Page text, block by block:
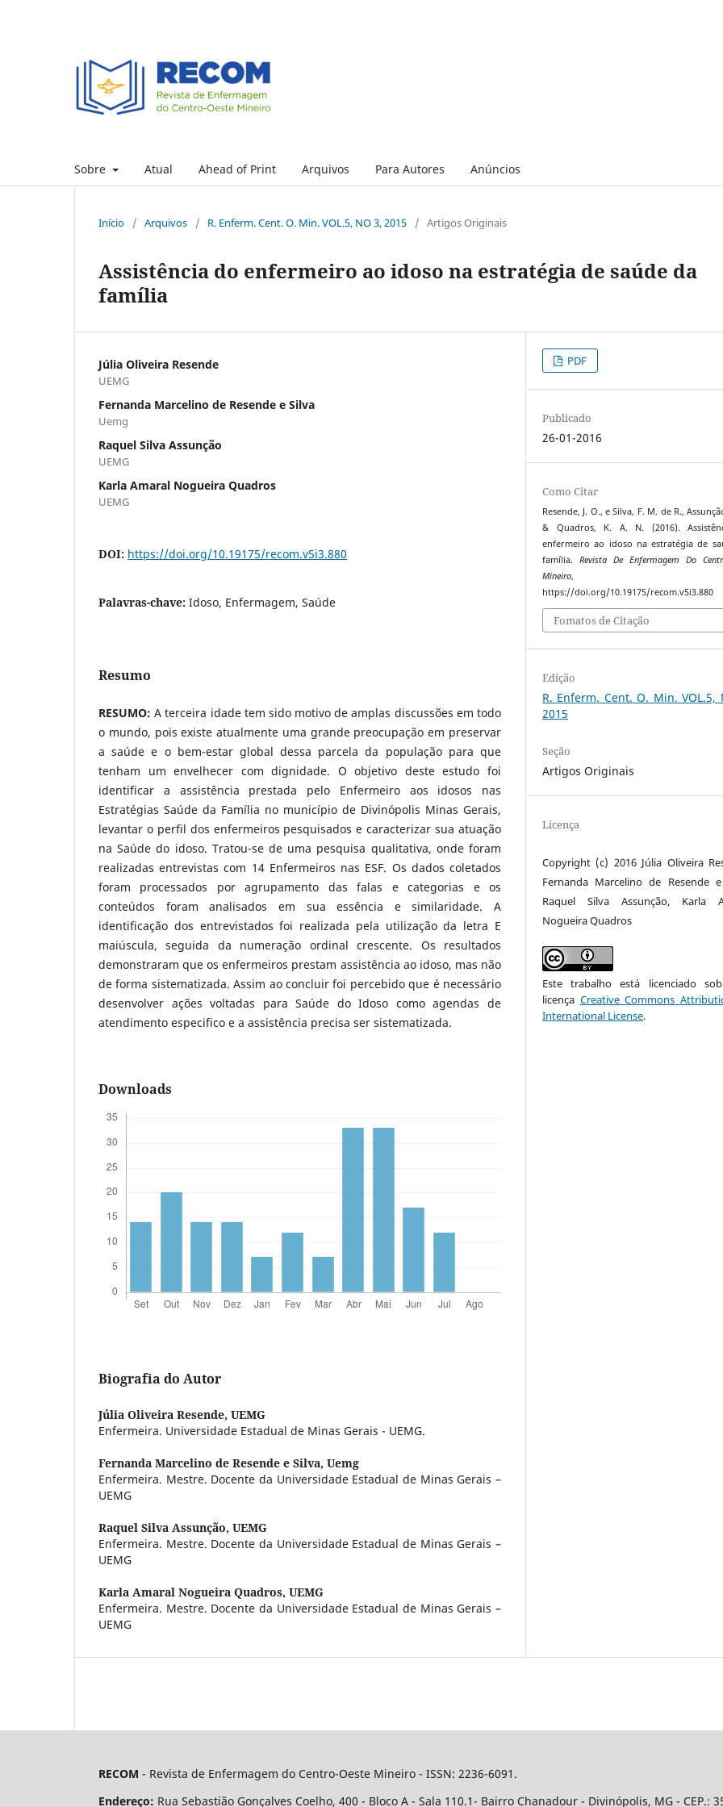
Sobre Atual Ahead of Print Arquivos Para Autores Anúncios
Início / Arquivos / R. Enferm. Cent. O. Min. VOL.5, NO 3, 2015 / Artigos Originais
Assistência do enfermeiro ao idoso na estratégia de saúde da
família
Júlia Oliveira Resende
UEMG
Fernanda Marcelino de Resende e Silva
Uemg
Raquel Silva Assunção
UEMG
Karla Amaral Nogueira Quadros
UEMG
DOI: https://doi.org/10.19175/recom.v5i3.880
Palavras-chave: Idoso, Enfermagem, Saúde
Resumo
RESUMO:A terceira idade tem sido motivo de amplas discussões em todo
o mundo, pois existe atualmente uma grande preocupação em preservar
a saúde e o bem-estar global dessa parcela da população para que
tenham um envelhecer com dignidade. O objetivo deste estudo foi
identificar a assistência prestada pelo Enfermeiro aos idosos nas
Estratégias Saúde da Família no município de Divinópolis Minas Gerais,
levantar o perfil dos enfermeiros pesquisados e caracterizar sua atuação
na Saúde do idoso. Tratou-se de uma pesquisa qualitativa, onde foram
realizadas entrevistas com 14 Enfermeiros nas ESF. Os dados coletados
foram processados por agrupamento das falas e categorias e os
conteúdos foram analisados em sua essência e similaridade. A
identificação dos entrevistados foi realizada pela utilização da letra E
maiúscula, seguida da numeração ordinal crescente. Os resultados
demonstraram que os enfermeiros prestam assistência ao idoso, mas não
de forma sistematizada. Assim ao concluir foi percebido que é necessário
desenvolver ações voltadas para Saúde do Idoso como agendas de
atendimento especifico e a assistência precisa ser sistematizada.
Downloads
Biografia do Autor
Júlia Oliveira Resende, UEMG
Enfermeira. Universidade Estadual de Minas Gerais - UEMG.
Fernanda Marcelino de Resende e Silva, Uemg
Enfermeira. Mestre. Docente da Universidade Estadual de Minas Gerais –
UEMG
Raquel Silva Assunção, UEMG
Enfermeira. Mestre. Docente da Universidade Estadual de Minas Gerais –
UEMG
Karla Amaral Nogueira Quadros, UEMG
Enfermeira. Mestre. Docente da Universidade Estadual de Minas Gerais –
UEMG
PDF
Publicado
26-01-2016
Como Citar
Resende, J. O., e Silva, F. M. de R.,
& Quadros, K. A. N. (2016).
enfermeiro ao idoso na estratégia de
família.Revista De Enfermagem Do
Mineiro
https://doi.org/10.19175/recom.v5i3.880
Fomatos de Citação
Edição
R. Enferm. Cent. O. Min. VOL.5,
2015
Seção
Artigos Originais
Licença
Copyright (c) 2016 Júlia Oliveira
Fernanda Marcelino de Resende
Raquel Silva Assunção, Karla
Nogueira Quadros
Este trabalho está licenciado
licença Creative Commons
International License.
RECOM - Revista de Enfermagem do Centro-Oeste Mineiro - ISSN: 2236-6091.
Endereço: Rua Sebastião Gonçalves Coelho, 400 - Bloco A - Sala 110.1- Bairro Chanadour - Divinópolis, MG - CEP.: